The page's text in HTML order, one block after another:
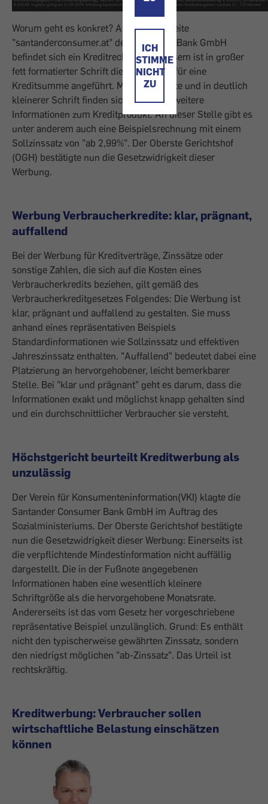
ICH
STIMME
NICHT
ZU
Worum geht es konkret? Auf der Startseite
"santanderconsumer.at" der Santander Bank GmbH
befindet sich ein Kreditrechner. Bei diesem ist in großer
fett formatierter Schrift die Monatsrate für eine
Kreditsumme angeführt. Mittels Fußnote und in deutlich
kleinerer Schrift finden sich unterhalb weitere
Informationen zum Kreditprodukt. An dieser Stelle gibt es
unter anderem auch eine Beispielsrechnung mit einem
Sollzinssatz von "ab 2,99%". Der Oberste Gerichtshof
(OGH) bestätigte nun die Gesetzwidrigkeit dieser
Werbung.
Werbung Verbraucherkredite: klar, prägnant,
auffallend
Bei der Werbung für Kreditverträge, Zinssätze oder
sonstige Zahlen, die sich auf die Kosten eines
Verbraucherkredits beziehen, gilt gemäß des
Verbraucherkreditgesetzes Folgendes: Die Werbung ist
klar, prägnant und auffallend zu gestalten. Sie muss
anhand eines repräsentativen Beispiels
Standardinformationen wie Sollzinssatz und effektiven
Jahreszinssatz enthalten. "Auffallend" bedeutet dabei eine
Platzierung an hervorgehobener, leicht bemerkbarer
Stelle. Bei "klar und prägnant" geht es darum, dass die
Informationen exakt und möglichst knapp gehalten sind
und ein durchschnittlicher Verbraucher sie versteht.
Höchstgericht beurteilt Kreditwerbung als
unzulässig
Der Verein für Konsumenteninformation(VKI) klagte die
Santander Consumer Bank GmbH im Auftrag des
Sozialministeriums. Der Oberste Gerichtshof bestätigte
nun die Gesetzwidrigkeit dieser Werbung: Einerseits ist
die verpflichtende Mindestinformation nicht auffällig
dargestellt. Die in der Fußnote angegebenen
Informationen haben eine wesentlich kleinere
Schriftgröße als die hervorgehobene Monatsrate.
Andererseits ist das vom Gesetz her vorgeschriebene
repräsentative Beispiel unzulänglich. Grund: Es enthält
nicht den typischerweise gewährten Zinssatz, sondern
den niedrigst möglichen "ab-Zinssatz". Das Urteil ist
rechtskräftig.
Kreditwerbung: Verbraucher sollen
wirtschaftliche Belastung einschätzen
können